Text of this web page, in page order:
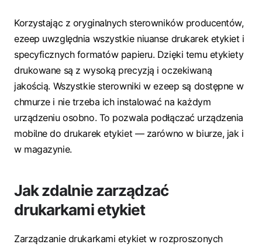
Korzystając z oryginalnych sterowników producentów,
ezeep uwzględnia wszystkie niuanse drukarek etykiet i
specyficznych formatów papieru. Dzięki temu etykiety
drukowane są z wysoką precyzją i oczekiwaną
jakością. Wszystkie sterowniki w ezeep są dostępne w
chmurze i nie trzeba ich instalować na każdym
urządzeniu osobno. To pozwala podłączać urządzenia
mobilne do drukarek etykiet — zarówno w biurze, jak i
w magazynie.
Jak zdalnie zarządzać
drukarkami etykiet
Zarządzanie drukarkami etykiet w rozproszonych